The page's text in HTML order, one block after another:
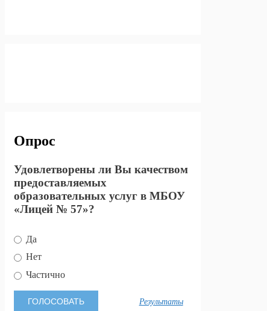
Опрос
Удовлетворены ли Вы качеством
предоставляемых
образовательных услуг в МБОУ
«Лицей № 57»?
Да
Нет
Частично
Результаты